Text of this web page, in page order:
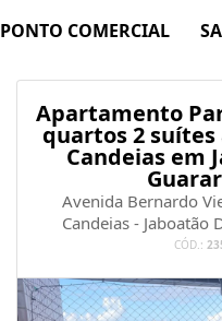
PONTO COMERCIAL
Apartamento
quartos 2
Candeias em
Avenida Bernardo
Candeias - Jaboatão
CÓD.: